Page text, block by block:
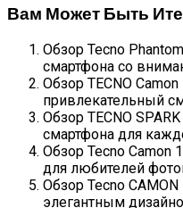
Вам Может Быть
Обзор Tecno
смартфона со
Обзор TECNO
привлекательный
Обзор TECNO
смартфона для
Обзор Tecno
для любителей
Обзор Tecno
элегантным